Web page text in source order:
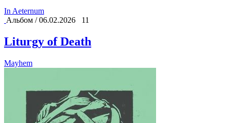
In Aeternum
Альбом / 06.02.2026
11
Liturgy of Death
Mayhem